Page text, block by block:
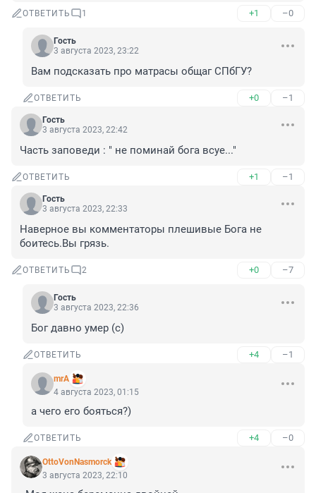
ОТВЕТИТЬ 1 +1 –0
Гость
3 августа 2023, 23:22
Вам подсказать про матрасы общаг СПбГУ?
ОТВЕТИТЬ +0 –1
Гость
3 августа 2023, 22:42
Часть заповеди : " не поминай бога всуе..."
ОТВЕТИТЬ +1 –1
Гость
3 августа 2023, 22:33
Наверное вы комментаторы плешивые Бога не
боитесь.Вы грязь.
ОТВЕТИТЬ 2 +0 –7
Гость
3 августа 2023, 22:36
Бог давно умер (с)
ОТВЕТИТЬ +4 –1
mrA
4 августа 2023, 01:15
а чего его бояться?)
ОТВЕТИТЬ +4 –0
OttoVonNasmorck
3 августа 2023, 22:10